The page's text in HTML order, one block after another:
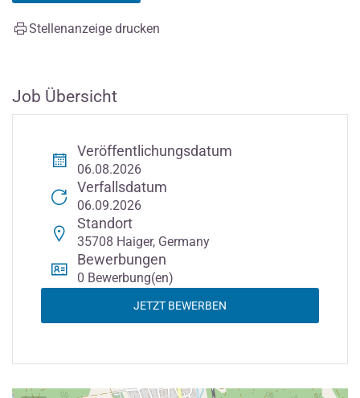
Stellenanzeige drucken
Job Übersicht
Veröffentlichungsdatum
06.08.2026
Verfallsdatum
06.09.2026
Standort
35708 Haiger, Germany
Bewerbungen
0 Bewerbung(en)
JETZT BEWERBEN